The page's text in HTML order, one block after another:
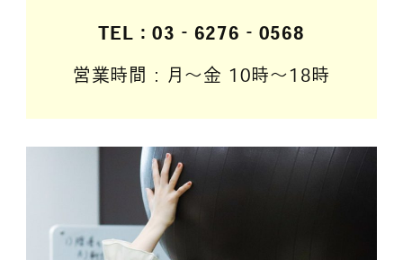
TEL：03‐6276‐0568
営業時間：月～金 10時～18時